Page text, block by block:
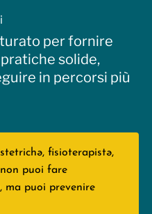
per fornire
solide,
in percorsi più
fisioterapistə,
puoi fare
ma puoi prevenire